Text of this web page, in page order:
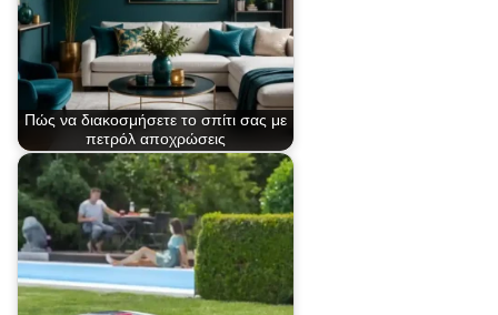
Πώς να διακοσμήσετε το σπίτι σας με
πετρόλ αποχρώσεις